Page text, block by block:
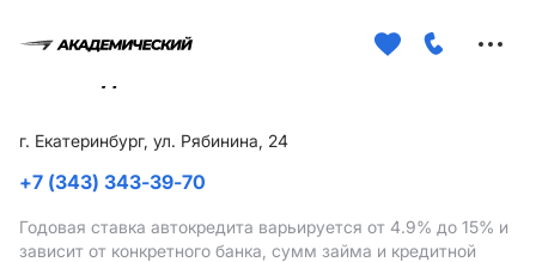
г. Екатеринбург, ул. Рябинина, 24
+7 (343) 343-39-70
Годовая ставка автокредита варьируется от 4.9% до 15% и
зависит от конкретного банка, сумм займа и кредитной